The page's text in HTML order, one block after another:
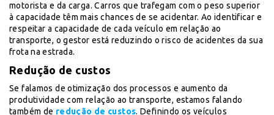
motorista e da carga. Carros que trafegam com o peso superior
à capacidade têm mais chances de se acidentar. Ao identificar e
respeitar a capacidade de cada veículo em relação ao
transporte, o gestor está reduzindo o risco de acidentes da sua
frota na estrada.
Redução de custos
Se falamos de otimização dos processos e aumento da
produtividade com relação ao transporte, estamos falando
também de redução de custos. Definindo os veículos